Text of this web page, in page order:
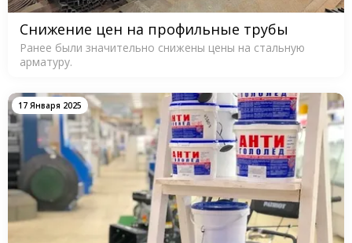
Снижение цен на профильные трубы
Ранее были значительно снижены цены на стальную
арматуру.
17 Января 2025